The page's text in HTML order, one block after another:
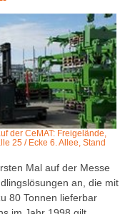
der CeMAT: Freigelände,
25 / Ecke 6. Allee, Stand
Mal auf der Messe
an, die mit
80 Tonnen lieferbar